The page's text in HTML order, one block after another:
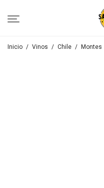
Inicio / Vinos / Chile / Montes